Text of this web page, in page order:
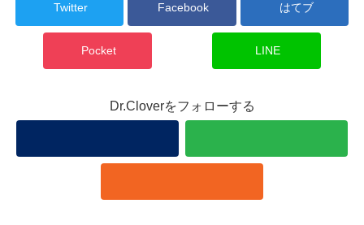
Twitter Facebook はてブ
Pocket LINE
Dr.Cloverをフォローする